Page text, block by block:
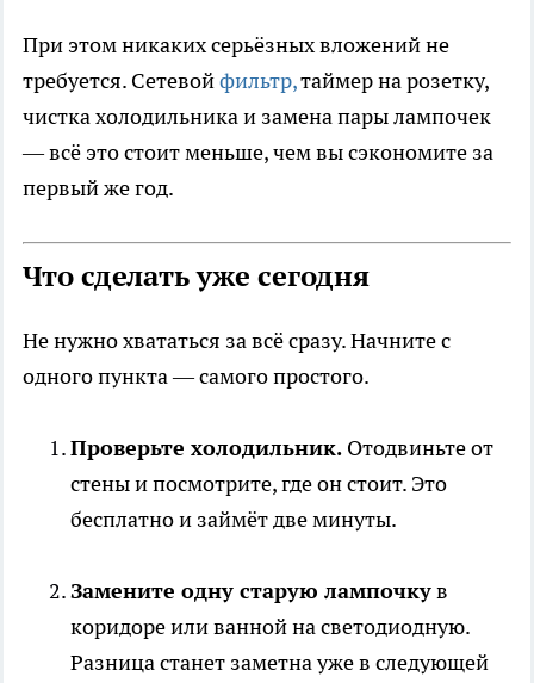
При этом никаких серьёзных вложений не
требуется. Сетевойфильтр,таймер на розетку,
чистка холодильника и замена пары лампочек
— всё это стоит меньше, чем вы сэкономите за
первый же год.
Что сделать уже сегодня
Не нужно хвататься за всё сразу. Начните с
одного пункта — самого простого.
Проверьте холодильник. Отодвиньте от
стены и посмотрите, где он стоит. Это
бесплатно и займёт две минуты.
Замените одну старую лампочкув
коридоре или ванной на светодиодную.
Разница станет заметна уже в следующей